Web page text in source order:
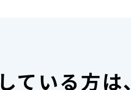
ている方は、